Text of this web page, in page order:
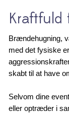
Kraftfuld
Brændehugning,
med det fysiske
skabt til at have
Selvom dine
eller optræder i